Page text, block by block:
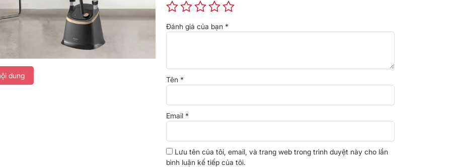
trong từng chuyển động
dung
Đánh giá của bạn *
Tên *
Email *
Lưu tên của tôi, email, và trang web trong trình duyệt này cho lần
bình luận kế tiếp của tôi.